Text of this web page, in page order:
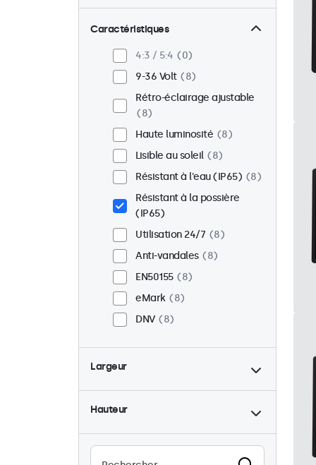
Panel mount
8
Encastrable
VESA 75 x 75
VESA 100 x 100
Caractéristiques
4:3 / 5:4
0
9-36 Volt
8
Rétro-éclairage ajustable
8
Haute luminosité
8
Lisible au soleil
8
Résistant à l'eau (IP65)
8
Résistant à la possière
(IP65)
Utilisation 24/7
8
Anti-vandales
8
EN50155
8
eMark
8
DNV
8
Largeur
Hauteur